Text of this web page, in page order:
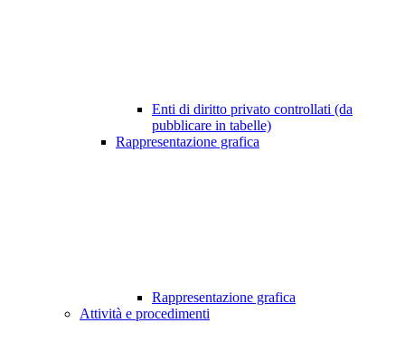
Enti di diritto privato controllati (da
pubblicare in tabelle)
Rappresentazione grafica
Rappresentazione grafica
Attività e procedimenti